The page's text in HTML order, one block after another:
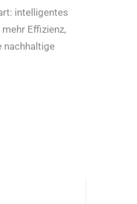
intelligentes
Effizienz,
nachhaltige